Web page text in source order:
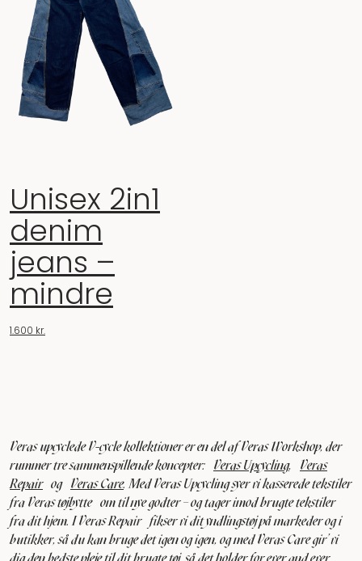
Unisex 2in1
denim
jeans –
mindre
1.600 kr.
Veras upcyclede V-cycle kollektioner er en del af Veras Workshop, der
rummer tre sammenspillende koncepter: Veras Upcycling, Veras
Repairog Veras Care. Med Veras Upcycling syer vi kasserede tekstiler
fra Veras tøjbytte om til nye godter – og tager imod brugte tekstiler
fra dit hjem. I Veras Repair fikser vi dit yndlingstøj på markeder og i
butikker, så du kan bruge det igen og igen, og med Veras Care gir’ vi
dig den bedste pleje til dit brugte tøj, så det holder for ever and ever